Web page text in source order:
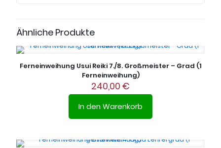
Ähnliche Produkte
Ferneinweihung Usui Reiki 7./8. Großmeister – Grad (1
Ferneinweihung)
240,00 €
In den Warenkorb